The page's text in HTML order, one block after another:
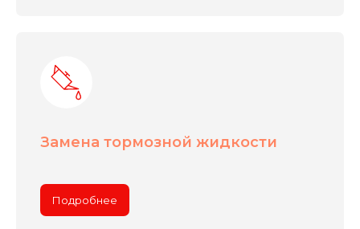
Замена тормозной жидкости
Подробнее